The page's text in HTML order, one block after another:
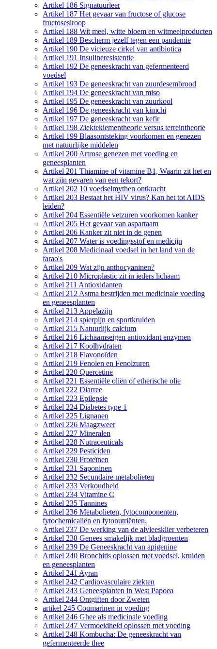
Artikel 186 Signatuurleer
Artikel 187 Het gevaar van fructose of glucose
fructosesiroop
Artikel 188 Wit meel, witte bloem en witmeelproducten
Artikel 189 Bescherm jezelf tegen een pandemie
Artikel 190 De vicieuze cirkel van antibiotica
Artikel 191 Insulineresistentie
Artikel 192 De geneeskracht van gefermenteerd
voedsel
Artikel 193 De geneeskracht van zuurdesembrood
Artikel 194 De geneeskracht van miso
Artikel 195 De geneeskracht van zuurkool
Artikel 196 De geneeskracht van kimchi
Artikel 197 De geneeskracht van kefir
Artikel 198 Ziektekiementheorie versus terreintheorie
Artikel 199 Blaasontsteking voorkomen en genezen
met natuurlijke middelen
Artikel 200 Artrose genezen met voeding en
geneesplanten
Artikel 201 Thiamine of vitamine B1, Waarin zit het en
wat zijn gevaren van een tekort?
Artikel 202 10 voedselmythen ontkracht
Artikel 203 Bestaat het HIV virus? Kan het tot AIDS
leiden?
Artikel 204 Essentiële vetzuren voorkomen kanker
Artikel 205 Het gevaar van aspartaam
Artikel 206 Kanker zit niet in de genen
Artikel 207 Water is voedingsstof en medicijn
Artikel 208 Medicinaal voedsel in het land van de
farao's
Artikel 209 Wat zijn anthocyaninen?
Artikel 210 Microplastic zit in ieders lichaam
Artikel 211 Antioxidanten
Artikel 212 Astma bestrijden met medicinale voeding
en geneesplanten
Artikel 213 Appelazijn
Artikel 214 spierpijn en sportkruiden
Artikel 215 Natuurlijk calcium
Artikel 216 Lichaamseigen antioxidant enzymen
Artikel 217 Koolhydraten
Artikel 218 Flavonoïden
Artikel 219 Fenolen en Fenolzuren
Artikel 220 Quercetine
Artikel 221 Essentiële oliën of etherische olie
Artikel 222 Diarree
Artikel 223 Epilepsie
Artikel 224 Diabetes type 1
Artikel 225 Lignanen
Artikel 226 Maagzweer
Artikel 227 Mineralen
Artikel 228 Nutraceuticals
Artikel 229 Pesticiden
Artikel 230 Proteïnen
Artikel 231 Saponinen
Artikel 232 Secundaire metabolieten
Artikel 233 Verkoudheid
Artikel 234 Vitamine C
Artikel 235 Tannines
Artikel 236 Metabolieten, fytocomponenten,
fytochemicaliën en fytonutriënten.
Artikel 237 De werking van de alvleesklier verbeteren
Artikel 238 Genees smakelijk met bladgroenten
Artikel 239 De Geneeskracht van apigenine
Artikel 240 Bronchitis oplossen met voedsel, kruiden
en geneesplanten
Artikel 241 Ayran
Artikel 242 Cardiovasculaire ziekten
Artikel 243 Geneesplanten in West Papoea
Artikel 244 Ontgiften door Zweten
artikel 245 Coumarinen in voeding
Artikel 246 Ghee als medicinale voeding
Artikel 247 Vermoeidheid oplossen met voeding
Artikel 248 Kombucha: De geneeskracht van
gefermenteerde thee